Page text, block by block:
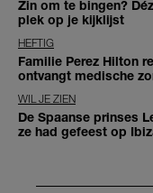
Zin om te bingen?
plek op je kijklijst
HEFTIG
Familie Perez Hilton
ontvangt medische
WIL JE ZIEN
De Spaanse prinses
ze had gefeest op